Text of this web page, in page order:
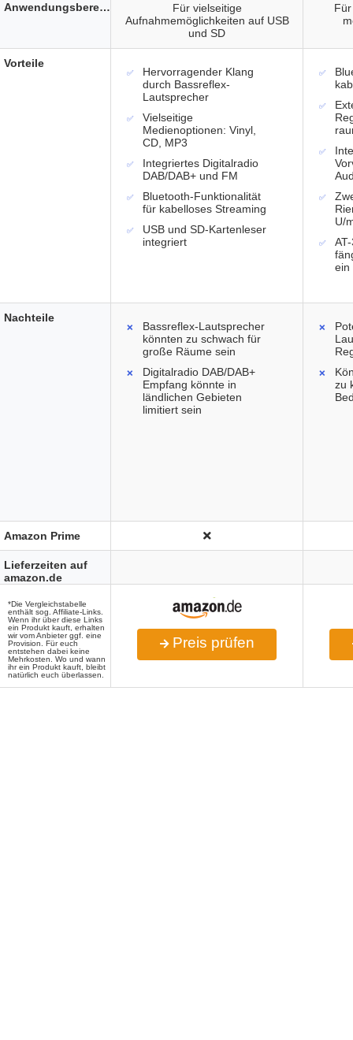
Für vielseitige
Aufnahmemöglichkeiten auf USB
und SD
Hervorragender Klang
durch Bassreflex-
Lautsprecher
Vielseitige
Medienoptionen: Vinyl,
CD, MP3
Integriertes Digitalradio
DAB/DAB+ und FM
Bluetooth-Funktionalität
für kabelloses Streaming
USB und SD-Kartenleser
integriert
U/
ein
Bassreflex-Lautsprecher
könnten zu schwach für
große Räume sein
Digitalradio DAB/DAB+
Empfang könnte in
ländlichen Gebieten
limitiert sein
zu
Preis prüfen
Anwendungsbereich
Vorteile
Nachteile
Amazon Prime
Lieferzeiten auf
amazon.de
*Die Vergleichstabelle
enthält sog. Affiliate-Links.
Wenn ihr über diese Links
ein Produkt kauft, erhalten
wir vom Anbieter ggf. eine
Provision. Für euch
entstehen dabei keine
Mehrkosten. Wo und wann
ihr ein Produkt kauft, bleibt
natürlich euch überlassen.